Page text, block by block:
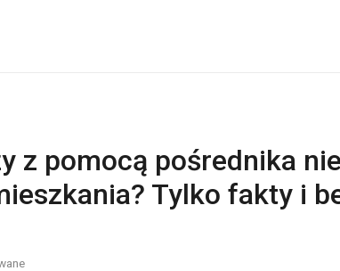
z pomocą pośrednika
Tylko fakty i